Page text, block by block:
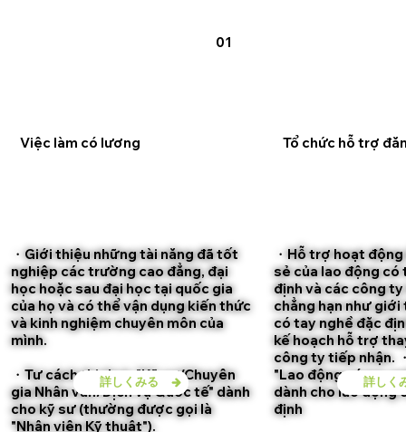
01
Việc làm có lương
・Giới thiệu những tài năng đã tốt
nghiệp các trường cao đẳng, đại
học hoặc sau đại học tại quốc gia
của họ và có thể vận dụng kiến thức
và kinh nghiệm chuyên môn của
mình.
・Tư cách thị thực "Kỹ sư/Chuyên
gia Nhân văn/Dịch vụ Quốc tế" dành
cho kỹ sư (thường được gọi là
"Nhân viên Kỹ thuật").
詳しくみる
Tổ chức hỗ trợ
・Hỗ trợ hoạt
sẻ của lao động có
định và các công
chẳng hạn như
có tay nghề đặc
kế hoạch hỗ trợ
công ty tiếp nhận.
"Lao động có tay
dành cho lao động
định
詳しく